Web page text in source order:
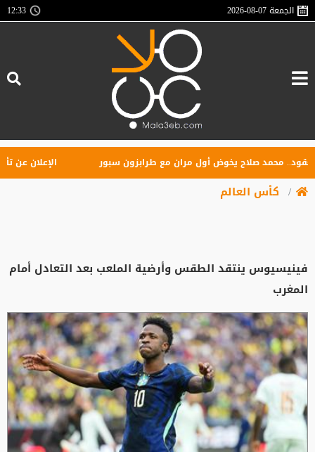
الجمعة2026-08-07
12:33
محمد صلاح يخوض أول مران مع طرابزون سبور الإعلان عن تأسيس
كأس العالم
فينيسيوس ينتقد الطقس وأرضية الملعب بعد التعادل أمام
المغرب